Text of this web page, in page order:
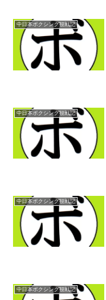
中日本ボクシング観戦記
中日本ボクシング観戦記
中日本ボクシング観戦記
中日本ボクシング観戦記